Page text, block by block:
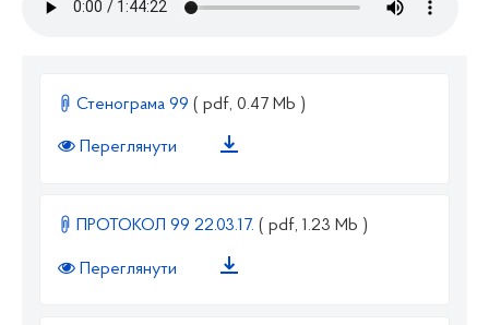
Стенограма 99 ( pdf, 0.47 Mb )
Переглянути
ПРОТОКОЛ 99 22.03.17. ( pdf, 1.23 Mb )
Переглянути